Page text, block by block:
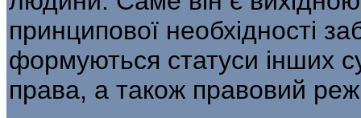
принципової необхідності
формуються статуси інших
права, а також правовий